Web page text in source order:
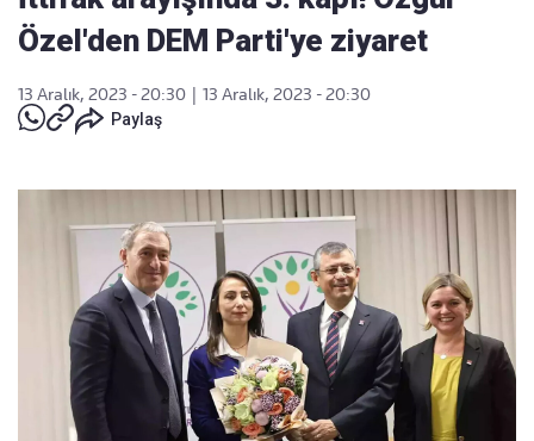
Özel'den DEM Parti'ye ziyaret
13 Aralık, 2023 - 20:30
13 Aralık, 2023 - 20:30
Paylaş